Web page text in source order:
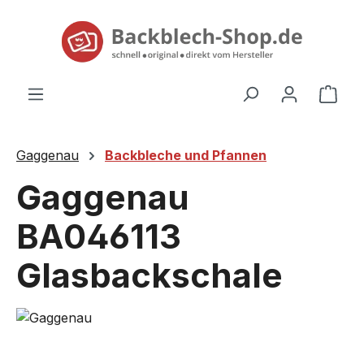
springen
Gaggenau Backbleche und Pfannen
Gaggenau
BA046113
Glasbackschale